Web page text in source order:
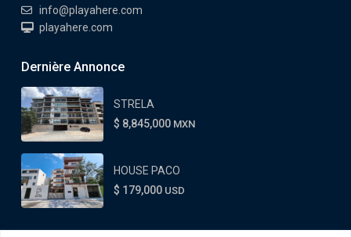
info@playahere.com
playahere.com
Dernière Annonce
STRELA
$ 8,845,000 MXN
HOUSE PACO
$ 179,000 USD